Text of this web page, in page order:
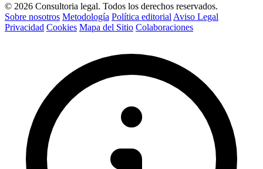
© 2026 Consultoria legal. Todos los derechos reservados.
Sobre nosotros Metodología Política editorial Aviso Legal
Privacidad Cookies Mapa del Sitio Colaboraciones